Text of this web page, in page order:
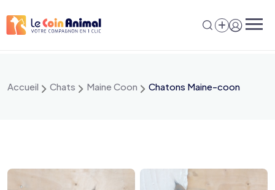
au
Accueil Chats Maine Coon Chatons Maine-coon